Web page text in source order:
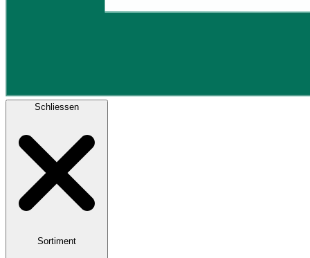
Schliessen
Sortiment